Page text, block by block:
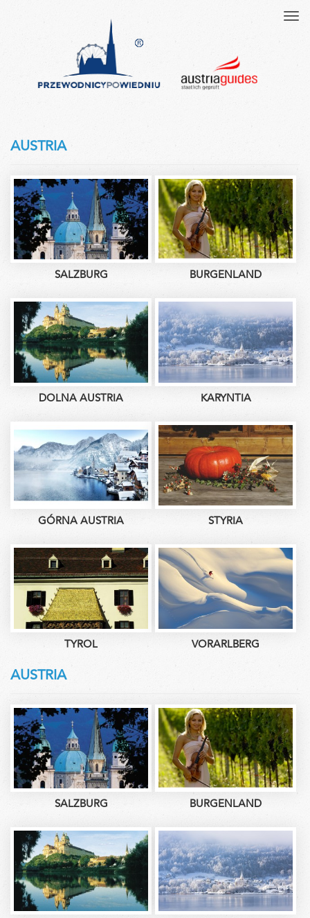
AUSTRIA
SALZBURG BURGENLAND
DOLNA AUSTRIA KARYNTIA
GÓRNA AUSTRIA STYRIA
TYROL VORARLBERG
AUSTRIA
SALZBURG BURGENLAND